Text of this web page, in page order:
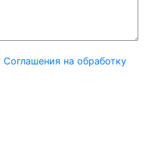
Соглашения на обработку